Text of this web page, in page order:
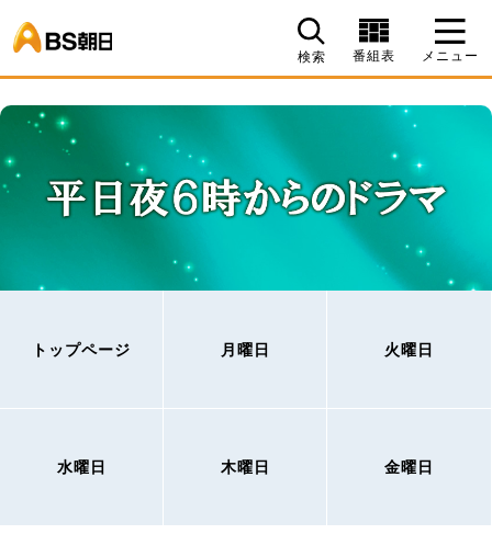
検索 番組表 メニュー
トップページ 月曜日 火曜日
水曜日 木曜日 金曜日